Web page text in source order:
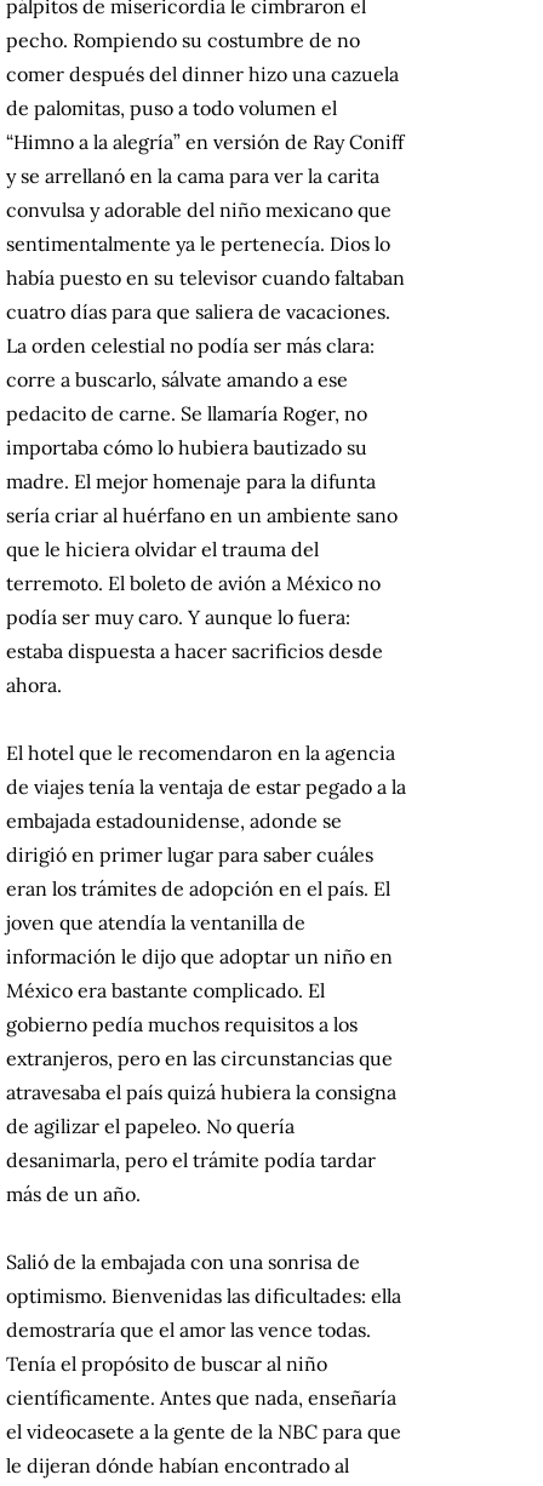
pálpitos de misericordia le cimbraron el
pecho. Rompiendo su costumbre de no
comer después del dinner hizo una cazuela
de palomitas, puso a todo volumen el
“Himno a la alegría” en versión de Ray Coniff
y se arrellanó en la cama para ver la carita
convulsa y adorable del niño mexicano que
sentimentalmente ya le pertenecía. Dios lo
había puesto en su televisor cuando faltaban
cuatro días para que saliera de vacaciones.
La orden celestial no podía ser más clara:
corre a buscarlo, sálvate amando a ese
pedacito de carne. Se llamaría Roger, no
importaba cómo lo hubiera bautizado su
madre. El mejor homenaje para la difunta
sería criar al huérfano en un ambiente sano
que le hiciera olvidar el trauma del
terremoto. El boleto de avión a México no
podía ser muy caro. Y aunque lo fuera:
estaba dispuesta a hacer sacrificios desde
ahora.
El hotel que le recomendaron en la agencia
de viajes tenía la ventaja de estar pegado a la
embajada estadounidense, adonde se
dirigió en primer lugar para saber cuáles
eran los trámites de adopción en el país. El
joven que atendía la ventanilla de
información le dijo que adoptar un niño en
México era bastante complicado. El
gobierno pedía muchos requisitos a los
extranjeros, pero en las circunstancias que
atravesaba el país quizá hubiera la consigna
de agilizar el papeleo. No quería
desanimarla, pero el trámite podía tardar
más de un año.
Salió de la embajada con una sonrisa de
optimismo. Bienvenidas las dificultades: ella
demostraría que el amor las vence todas.
Tenía el propósito de buscar al niño
científicamente. Antes que nada, enseñaría
el videocasete a la gente de la NBC para que
le dijeran dónde habían encontrado al